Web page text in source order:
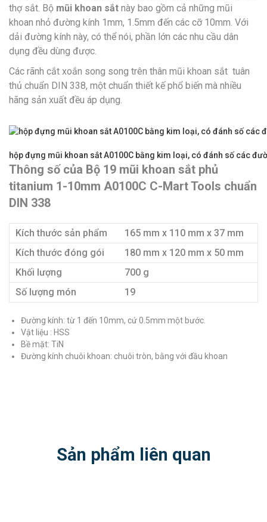
thợ sắt. Bộ mũi khoan sắt này bao gồm cả những mũi
khoan nhỏ đường kính 1mm, 1.5mm đến các cỡ 10mm. Với
dải đường kính này, có thể nói, phần lớn các nhu cầu dân
dụng đều dùng được.
Các rãnh cắt xoắn song song trên thân mũi khoan sắt tuân
thủ chuẩn DIN 338, một chuẩn thiết kế phổ biến mà nhiều
hãng sản xuất đều áp dụng.
hộp đựng mũi khoan sắt A0100C bằng kim loại, có đánh số các
Thông số của Bộ 19 mũi khoan sắt phủ
titanium 1-10mm A0100C C-Mart Tools chuẩn
DIN 338
Kích thước sản phẩm
165 mm x 110 mm x 37 mm
Kích thước đóng gói
180 mm x 120 mm x 50 mm
Khối lượng
700 g
Số lượng món
19
Đường kính: từ 1 đến 10mm, cứ 0.5mm một bước.
Vật liệu : HSS
Bề mặt: TiN
Đường kính chuôi khoan: chuôi tròn, bằng với đầu khoan
Sản phẩm liên quan